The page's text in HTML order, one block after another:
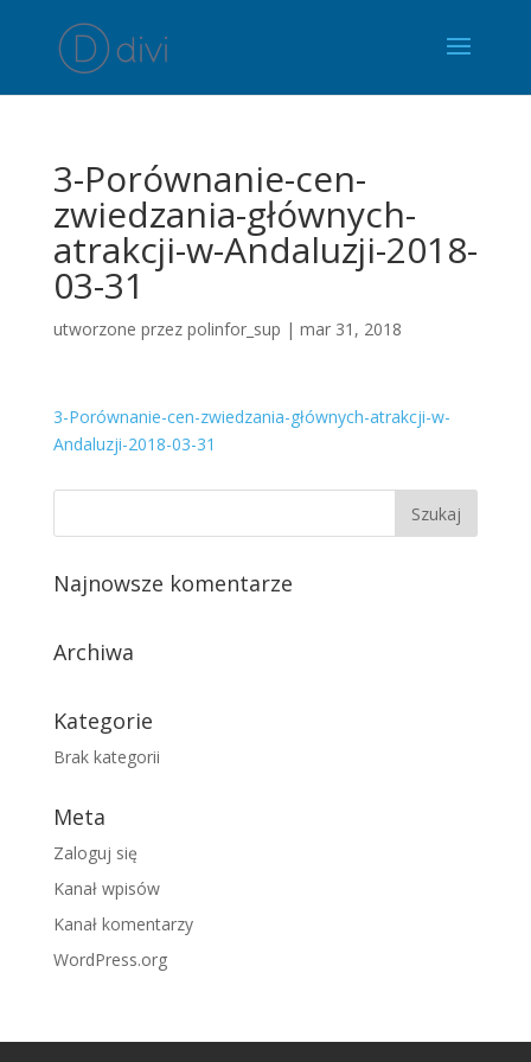
3-Porównanie-cen-
zwiedzania-głównych-
atrakcji-w-Andaluzji-2018-
03-31
utworzone przez polinfor_sup | mar 31, 2018
3-Porównanie-cen-zwiedzania-głównych-atrakcji-w-
Andaluzji-2018-03-31
Najnowsze komentarze
Archiwa
Kategorie
Brak kategorii
Meta
Zaloguj się
Kanał wpisów
Kanał komentarzy
WordPress.org